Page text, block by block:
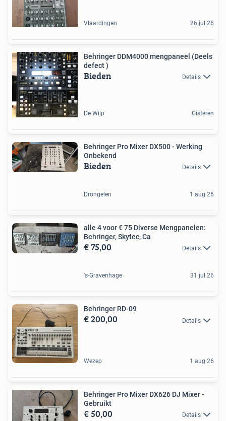
Vlaardingen 26 jul 26
Behringer DDM4000 mengpaneel (Deels
defect )
Bieden Details
De Wilp Gisteren
Behringer Pro Mixer DX500 - Werking
Onbekend
Bieden Details
Drongelen 1 aug 26
alle 4 voor € 75 Diverse Mengpanelen:
Behringer, Skytec, Ca
€ 75,00 Details
's-Gravenhage 31 jul 26
Behringer RD-09
€ 200,00 Details
Wezep 1 aug 26
Behringer Pro Mixer DX626 DJ Mixer -
Gebruikt
€ 50,00 Details